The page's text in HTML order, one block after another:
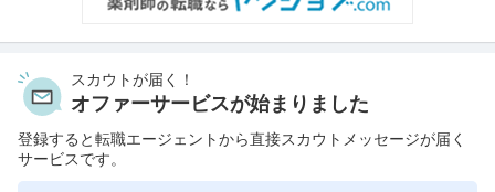
スカウトが届く！
オファーサービスが始まりました
登録すると転職エージェントから直接スカウトメッセージが届く
サービスです。